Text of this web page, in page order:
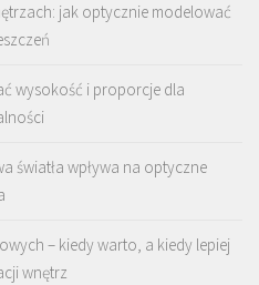
jak optycznie modelować
wysokość i proporcje dla
światła wpływa na optyczne
– kiedy warto, a kiedy lepiej
wnętrz